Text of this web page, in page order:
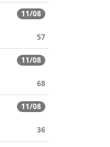
11/08
57
11/08
68
11/08
36